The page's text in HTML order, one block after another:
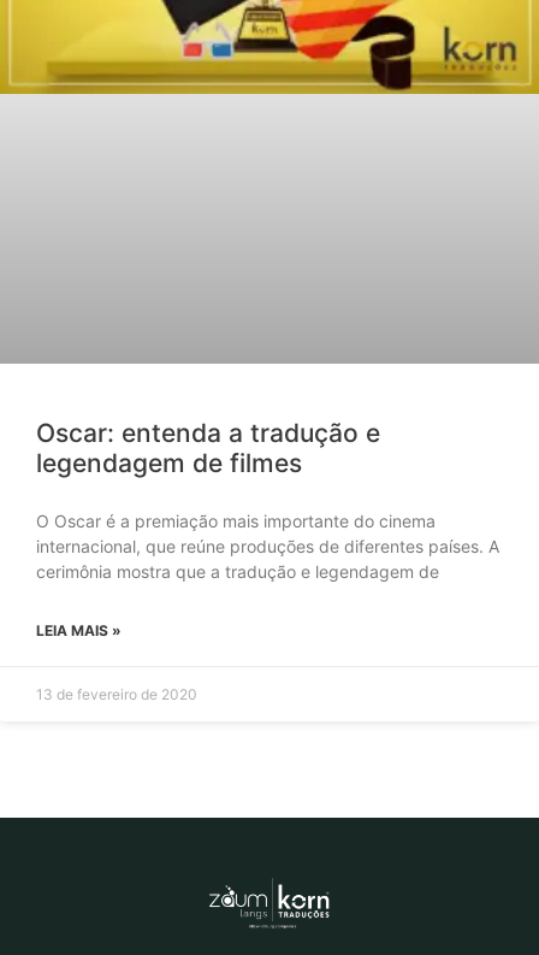
Oscar: entenda a tradução e
legendagem de filmes
O Oscar é a premiação mais importante do cinema
internacional, que reúne produções de diferentes países. A
cerimônia mostra que a tradução e legendagem de
LEIA MAIS »
13 de fevereiro de 2020